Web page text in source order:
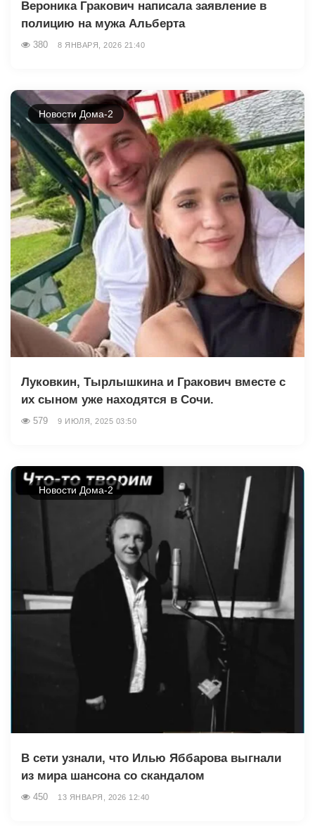
Вероника Гракович написала заявление в
полицию на мужа Альберта
380 8 ЯНВАРЯ, 2026 21:40
Новости Дома-2
Луковкин, Тырлышкина и Гракович вместе с
их сыном уже находятся в Сочи.
579 9 ИЮЛЯ, 2025 03:50
Новости Дома-2
В сети узнали, что Илью Яббарова выгнали
из мира шансона со скандалом
450 13 ЯНВАРЯ, 2026 12:40